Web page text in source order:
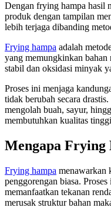
Dengan frying hampa hasil
produk dengan tampilan
lebih terjaga dibanding
Frying hampa adalah
yang memungkinkan bahan
stabil dan oksidasi minyak
Proses ini menjaga
tidak berubah secara
mengolah buah, sayur,
membutuhkan kualitas
Mengapa Frying
Frying hampa menawarkan
penggorengan biasa.
memanfaatkan tekanan
merusak struktur bahan